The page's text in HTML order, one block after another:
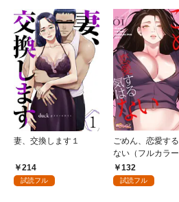
妻、交換します１
214
試読フル
ごめん、恋愛す
ない（フルカラー
132
試読フル